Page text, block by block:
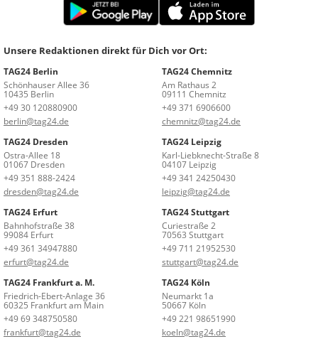
Unsere Redaktionen direkt für Dich vor Ort:
TAG24 Berlin
Schönhauser Allee 36
10435 Berlin
+49 30 120880900
berlin@tag24.de
TAG24 Chemnitz
Am Rathaus 2
09111 Chemnitz
+49 371 6906600
chemnitz@tag24.de
TAG24 Dresden
Ostra-Allee 18
01067 Dresden
+49 351 888-2424
dresden@tag24.de
TAG24 Leipzig
Karl-Liebknecht-Straße 8
04107 Leipzig
+49 341 24250430
leipzig@tag24.de
TAG24 Erfurt
Bahnhofstraße 38
99084 Erfurt
+49 361 34947880
erfurt@tag24.de
TAG24 Stuttgart
Curiestraße 2
70563 Stuttgart
+49 711 21952530
stuttgart@tag24.de
TAG24 Frankfurt a. M.
Friedrich-Ebert-Anlage 36
60325 Frankfurt am Main
+49 69 348750580
frankfurt@tag24.de
TAG24 Köln
Neumarkt 1a
50667 Köln
+49 221 98651990
koeln@tag24.de